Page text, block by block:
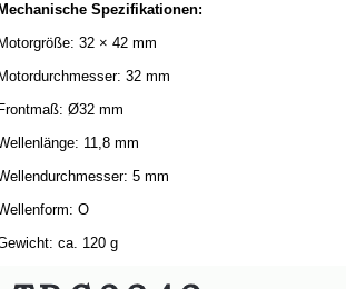
Mechanische Spezifikationen:
Motorgröße: 32 × 42 mm
Motordurchmesser: 32 mm
Frontmaß: Ø32 mm
11,8 mm
5 mm
O
ca. 120 g